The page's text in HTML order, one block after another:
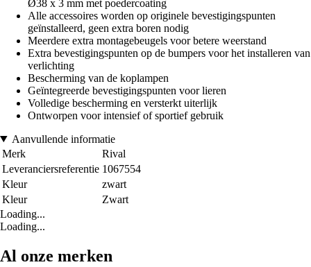
Ø38 x 3 mm met poedercoating
Alle accessoires worden op originele bevestigingspunten
geïnstalleerd, geen extra boren nodig
Meerdere extra montagebeugels voor betere weerstand
Extra bevestigingspunten op de bumpers voor het installeren van
verlichting
Bescherming van de koplampen
Geïntegreerde bevestigingspunten voor lieren
Volledige bescherming en versterkt uiterlijk
Ontworpen voor intensief of sportief gebruik
Aanvullende informatie
Merk
Rival
Leveranciersreferentie 1067554
Kleur
zwart
Kleur
Zwart
Loading...
Loading...
Al onze merken